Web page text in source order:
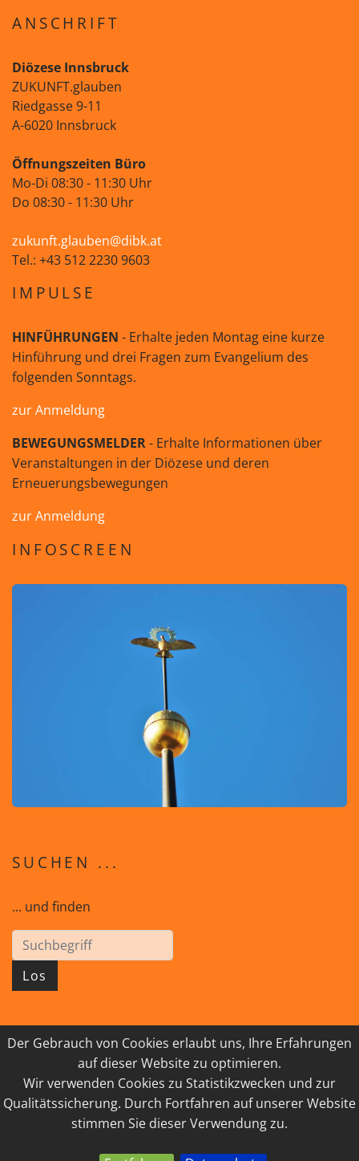
Der Gebrauch von Cookies erlaubt uns, Ihre Erfahrungen
auf dieser Website zu optimieren.
Wir verwenden Cookies zu Statistikzwecken und zur
Qualitätssicherung. Durch Fortfahren auf unserer Website
stimmen Sie dieser Verwendung zu.
ANSCHRIFT
Diözese Innsbruck
ZUKUNFT.glauben
Riedgasse 9-11
A-6020 Innsbruck
Öffnungszeiten Büro
Mo-Di 08:30 - 11:30 Uhr
Do 08:30 - 11:30 Uhr
zukunft.glauben@dibk.at
Tel.: +43 512 2230 9603
IMPULSE
HINFÜHRUNGEN - Erhalte jeden Montag eine kurze
Hinführung und drei Fragen zum Evangelium des
folgenden Sonntags.
zur Anmeldung
BEWEGUNGSMELDER- Erhalte Informationen über
Veranstaltungen in der Diözese und deren
Erneuerungsbewegungen
zur Anmeldung
INFOSCREEN
SUCHEN ...
... und finden
Los
© 2026 GEISTreich - Diözese Innsbruck
IMPRESSUM
LINKSAMMLUNG
DATENSCHUTZ
KONTAKT